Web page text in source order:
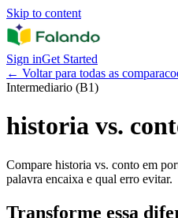
Skip to content
Sign inGet Started
← Voltar para todas as
Intermediario (B1)
historia vs.
Compare historia vs. conto em
palavra encaixa e qual erro evitar.
Transforme essa